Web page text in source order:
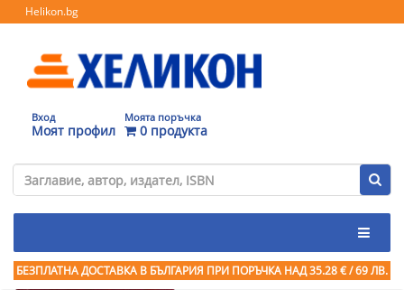
Helikon.bg
Вход
Моят профил
Моята поръчка
0 продукта
БЕЗПЛАТНА ДОСТАВКА В БЪЛГАРИЯ ПРИ ПОРЪЧКА НАД 35.28 € / 69 ЛВ.